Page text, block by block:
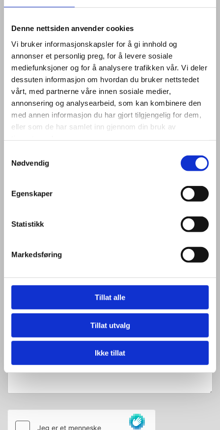
Denne nettsiden anvender cookies
Vi bruker informasjonskapsler for å gi innhold og
annonser et personlig preg, for å levere sosiale
mediefunksjoner og for å analysere trafikken vår. Vi deler
dessuten informasjon om hvordan du bruker nettstedet
vårt, med partnerne våre innen sosiale medier,
annonsering og analysearbeid, som kan kombinere den
med annen informasjon du har gjort tilgjengelig for dem,
eller som de har samlet inn gjennom din bruk av
Nødvendig
Egenskaper
Statistikk
Markedsføring
Tillat alle
Tillat utvalg
Ikke tillat
Man – fre 08.00 – 16.00
Utanfor sesong (1.des – 30. april)
For spørsmål send mail på
post@innvikfrukt.no
For bestilling av varer (ikkje bulk) bestilling@innvikfrukt.no
For bestilling av bulk ring tlf
57 87 41 52
For produsentar og leverandørar ring tlf
57 87 41 52
Navn*
E-post*
Melding